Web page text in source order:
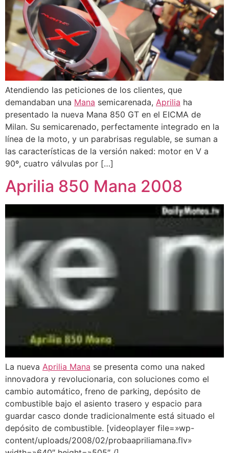
Atendiendo las peticiones de los clientes, que
demandaban una Mana semicarenada, Aprilia ha
presentado la nueva Mana 850 GT en el EICMA de
Milan. Su semicarenado, perfectamente integrado en la
línea de la moto, y un parabrisas regulable, se suman a
las características de la versión naked: motor en V a
90º, cuatro válvulas por […]
Aprilia 850 Mana 2008
La nueva Aprilia Mana se presenta como una naked
innovadora y revolucionaria, con soluciones como el
cambio automático, freno de parking, depósito de
combustible bajo el asiento trasero y espacio para
guardar casco donde tradicionalmente está situado el
depósito de combustible. [videoplayer file=»wp-
content/uploads/2008/02/probaapriliamana.flv»